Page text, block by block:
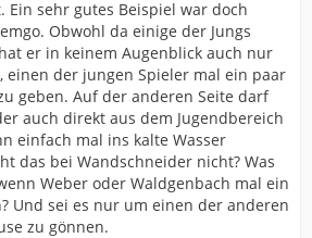
Ein sehr gutes Beispiel war doch
Obwohl da einige der Jungs
er in keinem Augenblick auch nur
einen der jungen Spieler mal ein paar
geben. Auf der anderen Seite darf
auch direkt aus dem Jugendbereich
einfach mal ins kalte Wasser
das bei Wandschneider nicht? Was
Weber oder Waldgenbach mal ein
Und sei es nur um einen der anderen
zu gönnen.